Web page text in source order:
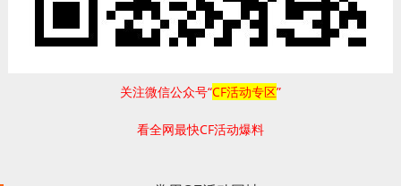
关注微信公众号“CF活动专区”
看全网最快CF活动爆料